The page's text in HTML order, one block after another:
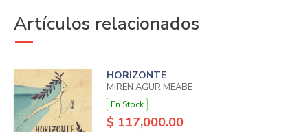
Artículos relacionados
HORIZONTE
MIREN AGUR MEABE
En Stock
$ 117,000.00